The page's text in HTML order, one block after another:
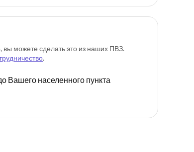
вы можете сделать это из наших ПВЗ.
.
Вашего населенного пункта